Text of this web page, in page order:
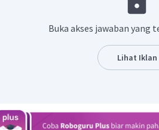
wujud menjadi gas/uap dalam
Butir-butir air terjadi karena
yang timbul akibat
tetesan air lainnya dan
dari daerah yang tinggi ke daerah
keempat)
Buka akses jawaban yang
Lihat Iklan